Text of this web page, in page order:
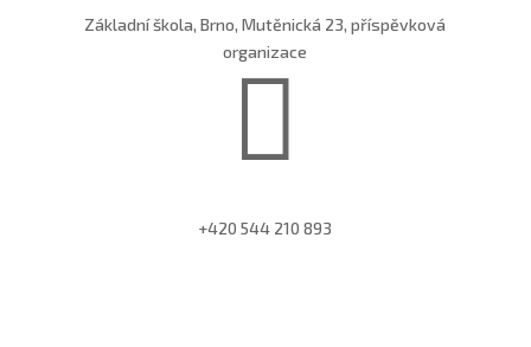
Základní škola, Brno, Mutěnická 23, příspěvková
organizace

+420 544 210 893